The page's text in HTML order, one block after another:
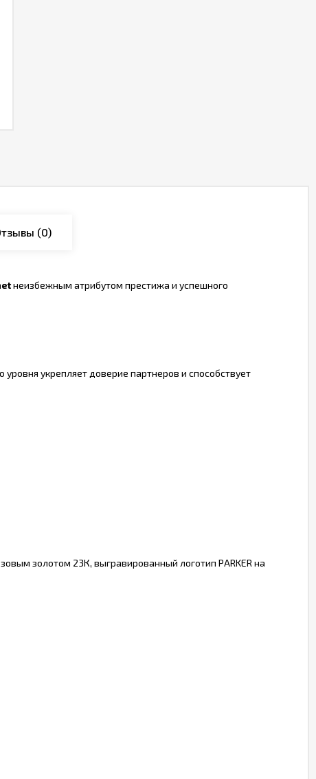
(0)
неизбежным атрибутом престижа и успешного
укрепляет доверие партнеров и способствует
золотом 23К, выгравированный логотип PARKER на